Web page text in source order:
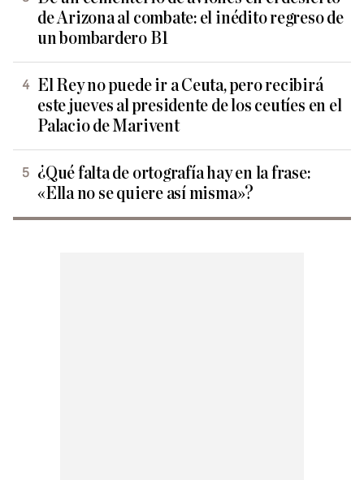
de Arizona al combate: el inédito regreso de
un bombardero B1
El Rey no puede ir a Ceuta, pero recibirá
este jueves al presidente de los ceutíes en el
Palacio de Marivent
¿Qué falta de ortografía hay en la frase:
«Ella no se quiere así misma»?